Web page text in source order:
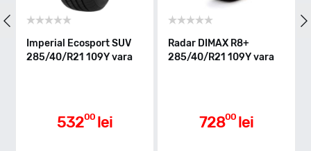
Aderenta pe carosabil ud
Ecosport SUV
40/R21 109Y vara
lei
Radar DIMAX R8+
285/40/R21 109Y vara
lei
285/40/